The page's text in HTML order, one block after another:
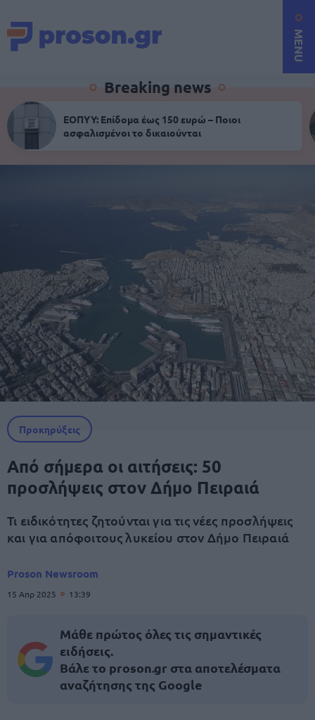
MENU
Breaking news
ΕΟΠΥΥ: Επίδομα έως 150 ευρώ – Ποιοι
ασφαλισμένοι το δικαιούνται
Προκηρύξεις
Από σήμερα οι αιτήσεις: 50
προσλήψεις στον Δήμο Πειραιά
Τι ειδικότητες ζητούνται για τις νέες προσλήψεις
και για απόφοιτους λυκείου στον Δήμο Πειραιά
Proson Newsroom
15 Απρ 2025 13:39
Μάθε πρώτος όλες τις σημαντικές
ειδήσεις.
Βάλε το proson.gr στα αποτελέσματα
αναζήτησης της Google